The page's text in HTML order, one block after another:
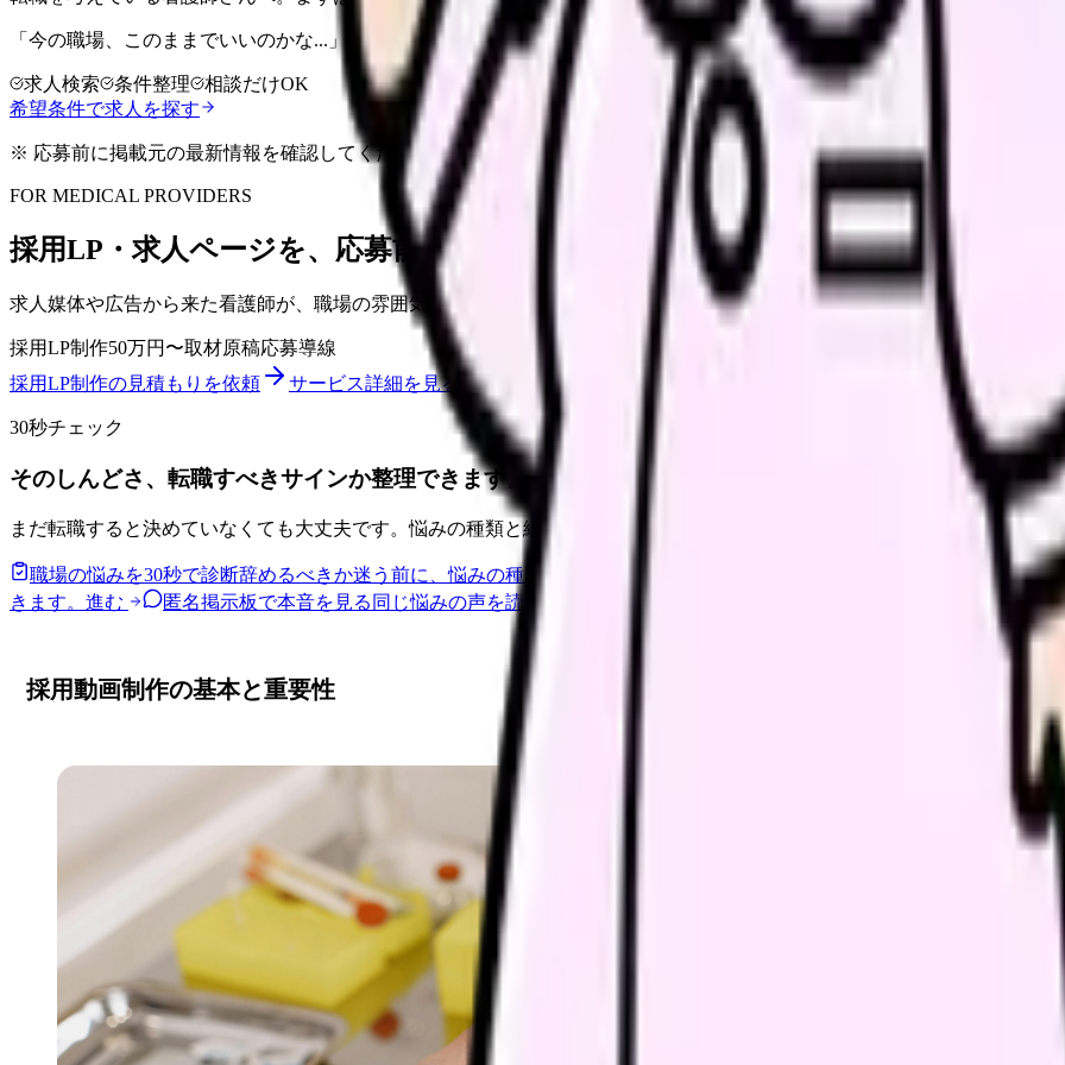
「今の職場、このままでいいのかな...」そう感じたら、求人票の条件と応募前に確認したい不安を分けて整理してみてくだ
求人検索 条件整理
相談だけOK
希望条件で求人を探す
※ 応募前に掲載元の最新情報を確認してください
FOR MEDICAL PROVIDERS
採用LP・求人ページを、応募前の不安解消ページにできます
求人媒体や広告から来た看護師が、職場の雰囲気、教育体制、働き方を確認して応募できるLPを設計します。
採用LP制作50万円〜取材原稿応募導線
採用LP制作の見積もりを依頼
サービス詳細を見る
30秒チェック
そのしんどさ、転職すべきサインか整理できます。
まだ転職すると決めていなくても大丈夫です。悩みの種類と続いている期間から、次に見るべき記事と相談先を出します。
職場の悩みを30秒で診断辞めるべきか迷う前に、悩みの種類と次の一歩を整理します。 給料コンパスで比較する
きます。 進む 匿名掲示板で本音を見る 同じ悩みの声を読んで、今の職場だけの問題か確かめられます。
採用動画制作の基本と重要性